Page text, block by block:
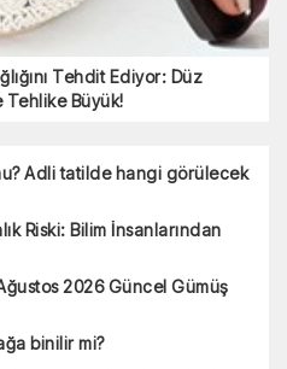
Tehdit Ediyor: Düz
Tehlike Büyük!
Adli tatilde hangi görülecek
Riski: Bilim İnsanlarından
2026 Güncel Gümüş
binilir mi?